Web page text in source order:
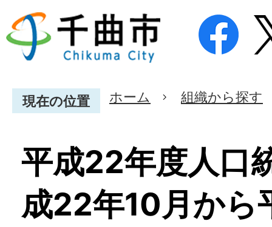
現在の位置 ホーム 組織から探す
平成22年度人口
成22年10月から